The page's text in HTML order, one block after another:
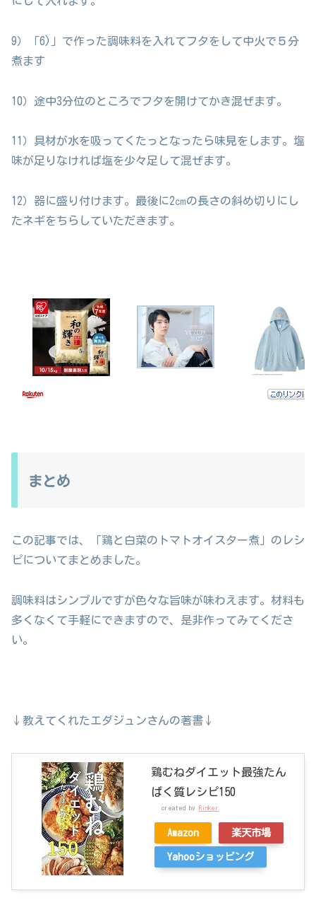
9）「6)」で作った調味料を入れてフタをして中火で５分
煮ます
10）途中3分位のところでフタを開けてかき混ぜます。
11）具材が水を吸ってくたっとなったら味見をします。塩
味が足りなければ塩を少々足して混ぜます。
12）器に盛り付けます。最後に2㎝の長さの斜め切りにし
たネギをちらしていただきます。
まとめ
この記事では、「鶏と白菜のトマトオイスター煮」のレシ
ピについてまとめました。
調味料はシンプルですが色々な旨味が味わえます。材料も
多くなくて手軽にできますので、是非作ってみてくださ
い。
↓教えてくれたエダジュンさんの著書↓
鶏むねダイエット最強たん
ぱく質レシピ150
created by Rinker
Amazon 楽天市場
Yahooショッピング